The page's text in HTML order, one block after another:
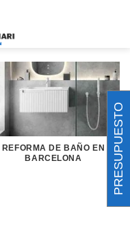
REFORMA DE BAÑO EN
BARCELONA
PRESUPUESTO